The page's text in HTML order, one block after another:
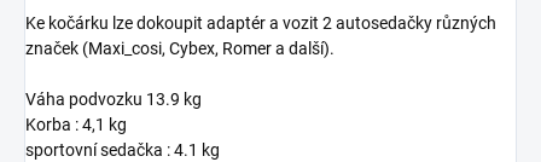
Ke kočárku lze dokoupit adaptér a vozit 2 autosedačky různých
značek (Maxi_cosi, Cybex, Romer a další).
Váha podvozku 13.9 kg
Korba : 4,1 kg
sportovní sedačka : 4.1 kg